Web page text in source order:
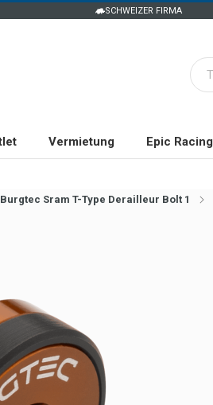
SCHWEIZER FIRMA
Vermietung Epic Racing
Burgtec Sram T-Type Derailleur Bolt 1